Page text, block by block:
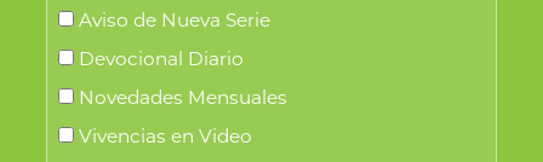
Aviso de Nueva Serie
Devocional Diario
Novedades Mensuales
Vivencias en Video